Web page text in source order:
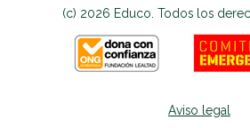
(c) 2026 Educo. Todos los
Aviso legal